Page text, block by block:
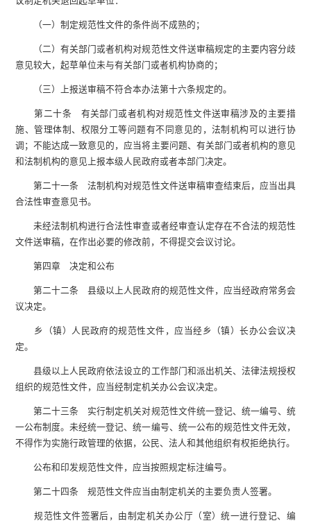
（一）制定规范性文件的条件尚不成熟的；
（二）有关部门或者机构对规范性文件送审稿规定的主要内容分歧
意见较大，起草单位未与有关部门或者机构协商的；
（三）上报送审稿不符合本办法第十六条规定的。
第二十条 有关部门或者机构对规范性文件送审稿涉及的主要措
施、管理体制、权限分工等问题有不同意见的，法制机构可以进行协
调；不能达成一致意见的，应当将主要问题、有关部门或者机构的意见
和法制机构的意见上报本级人民政府或者本部门决定。
第二十一条 法制机构对规范性文件送审稿审查结束后，应当出具
合法性审查意见书。
未经法制机构进行合法性审查或者经审查认定存在不合法的规范性
文件送审稿，在作出必要的修改前，不得提交会议讨论。
第四章 决定和公布
第二十二条 县级以上人民政府的规范性文件，应当经政府常务会
议决定。
乡（镇）人民政府的规范性文件，应当经乡（镇）长办公会议决
定。
县级以上人民政府依法设立的工作部门和派出机关、法律法规授权
组织的规范性文件，应当经制定机关办公会议决定。
第二十三条 实行制定机关对规范性文件统一登记、统一编号、统
一公布制度。未经统一登记、统一编号、统一公布的规范性文件无效，
不得作为实施行政管理的依据，公民、法人和其他组织有权拒绝执行。
公布和印发规范性文件，应当按照规定标注编号。
第二十四条 规范性文件应当由制定机关的主要负责人签署。
规范性文件签署后，由制定机关办公厅（室）统一进行登记、编